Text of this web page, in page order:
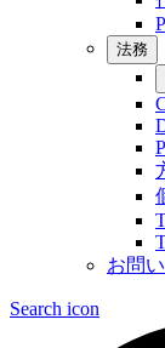
法務
お問
Search icon